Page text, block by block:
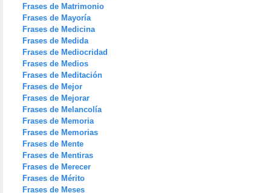
Frases de Matrimonio
Frases de Mayoría
Frases de Medicina
Frases de Medida
Frases de Mediocridad
Frases de Medios
Frases de Meditación
Frases de Mejor
Frases de Mejorar
Frases de Melancolía
Frases de Memoria
Frases de Memorias
Frases de Mente
Frases de Mentiras
Frases de Merecer
Frases de Mérito
Frases de Meses